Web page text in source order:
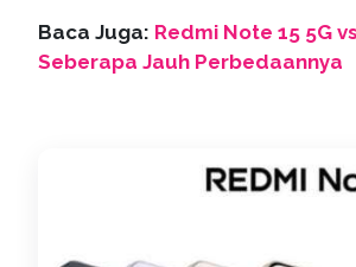
Baca Juga: Redmi Note 15 5G
Seberapa Jauh Perbedaannya